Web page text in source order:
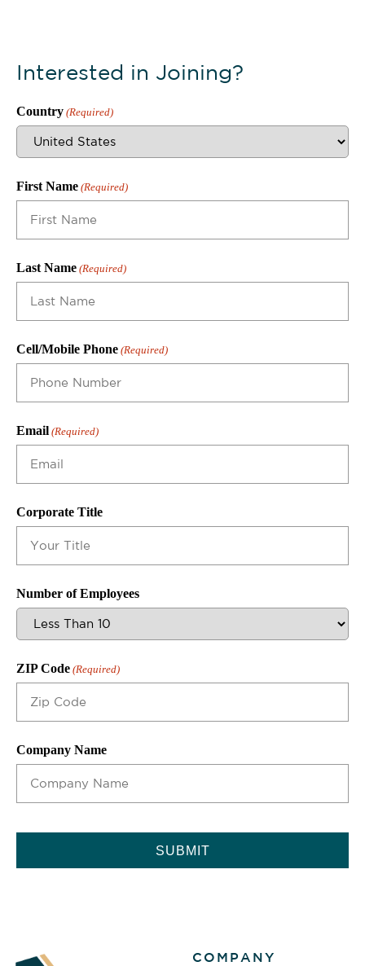
Interested in Joining?
Country (Required)
First Name (Required)
Last Name (Required)
Cell/Mobile Phone (Required)
Email (Required)
Corporate Title
Number of Employees
ZIP Code (Required)
Company Name
CAPTCHA
COMPANY